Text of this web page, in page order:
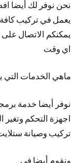
نحن نوفر لك أيضا
يعمل في تركيب كافة
يمكنكم الاتصال
اي وقت
ماهي الخدمات التي
نوفر أيضا خدمة
اجهزة التحكم
تركيب وصيانة
ونقوم أيضا في